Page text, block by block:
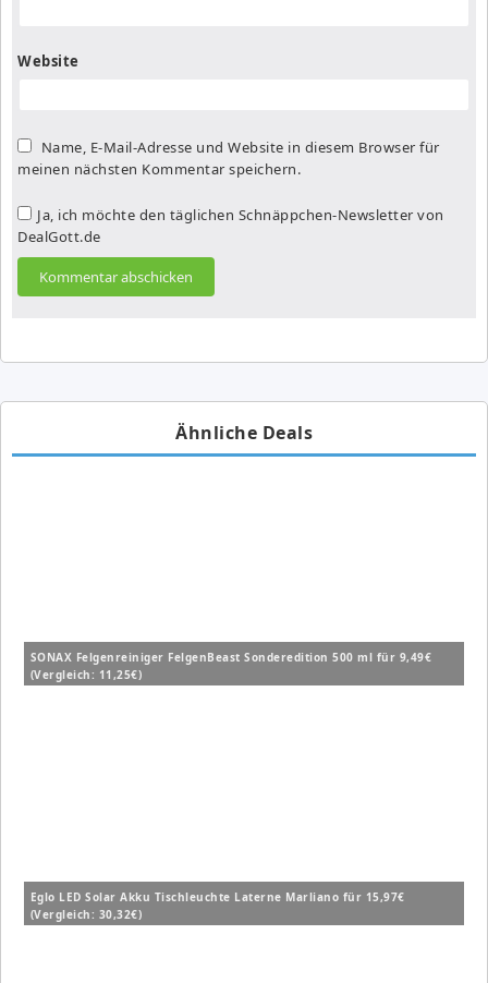
Website
Name, E-Mail-Adresse und Website in diesem Browser für
meinen nächsten Kommentar speichern.
Ja, ich möchte den täglichen Schnäppchen-Newsletter von
DealGott.de
Ähnliche Deals
SONAX Felgenreiniger FelgenBeast Sonderedition 500 ml für 9,49€
(Vergleich: 11,25€)
Eglo LED Solar Akku Tischleuchte Laterne Marliano für 15,97€
(Vergleich: 30,32€)